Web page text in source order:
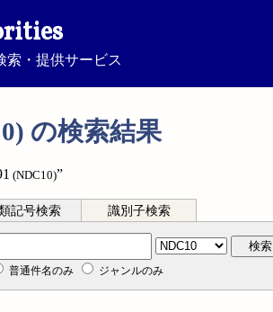
索・提供サービス
の検索結果
(NDC10)”
記号検索 識別子検索
検索
普通件名のみ ジャンルのみ